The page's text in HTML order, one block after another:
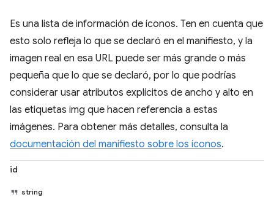
Es una lista de información de íconos. Ten en cuenta que
esto solo refleja lo que se declaró en el manifiesto, y la
imagen real en esa URL puede ser más grande o más
pequeña que lo que se declaró, por lo que podrías
considerar usar atributos explícitos de ancho y alto en
las etiquetas img que hacen referencia a estas
imágenes. Para obtener más detalles, consulta la
documentación del manifiesto sobre los íconos.
id
string